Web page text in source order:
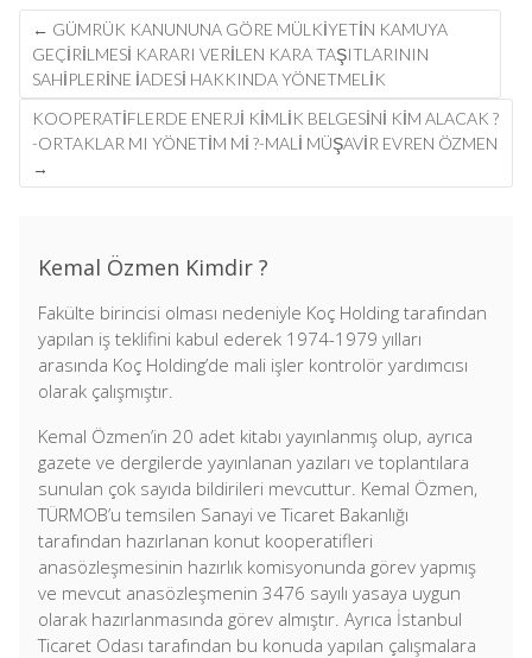
Post
navigation
← GÜMRÜK KANUNUNA GÖRE MÜLKİYETİN KAMUYA
GEÇİRİLMESİ KARARI VERİLEN KARA TAŞITLARININ
SAHİPLERİNE İADESİ HAKKINDA YÖNETMELİK
KOOPERATIFLERDE ENERJI KIMLIK BELGESINI KIM ALACAK ?
-ORTAKLAR MI YÖNETIM MI ?-MALI MÜŞAVIR EVREN ÖZMEN
→
Kemal Özmen Kimdir ?
Fakülte birincisi olması nedeniyle Koç Holding tarafından
yapılan iş teklifini kabul ederek 1974-1979 yılları
arasında Koç Holding’de mali işler kontrolör yardımcısı
olarak çalışmıştır.
Kemal Özmen’in 20 adet kitabı yayınlanmış olup, ayrıca
gazete ve dergilerde yayınlanan yazıları ve toplantılara
sunulan çok sayıda bildirileri mevcuttur. Kemal Özmen,
TÜRMOB’u temsilen Sanayi ve Ticaret Bakanlığı
tarafından hazırlanan konut kooperatifleri
anasözleşmesinin hazırlık komisyonunda görev yapmış
ve mevcut anasözleşmenin 3476 sayılı yasaya uygun
olarak hazırlanmasında görev almıştır. Ayrıca İstanbul
Ticaret Odası tarafından bu konuda yapılan çalışmalara